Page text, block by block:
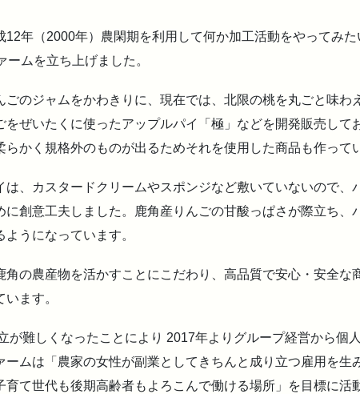
年（2000年）農閑期を利用して何か加工活動をやってみた
ムを立ち上げました。
のジャムをかわきりに、現在では、北限の桃を丸ごと味わ
ぜいたくに使ったアップルパイ「極」などを開発販売して
かく規格外のものが出るためそれを使用した商品も作って
、カスタードクリームやスポンジなど敷いていないので、
創意工夫しました。鹿角産りんごの甘酸っぱさが際立ち、
うになっています。
の農産物を活かすことにこだわり、高品質で安心・安全な
ます。
難しくなったことにより 2017年よりグループ経営から個
ームは「農家の女性が副業としてきちんと成り立つ雇用を生
育て世代も後期高齢者もよろこんで働ける場所」を目標に活